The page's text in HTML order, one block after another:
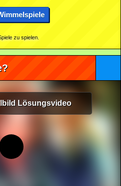
zu spielen.
Lösungsvideo